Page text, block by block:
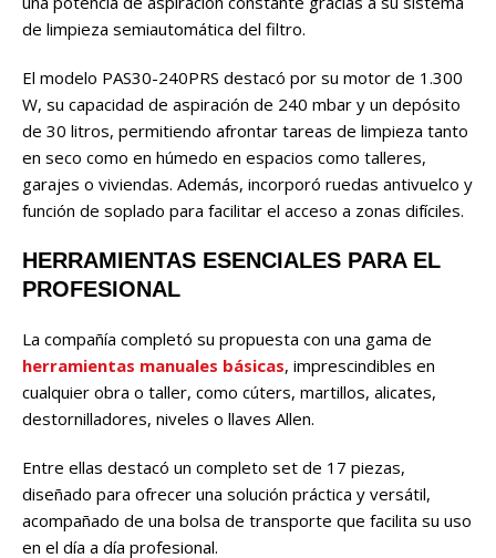
de limpieza semiautomática del filtro.
El modelo PAS30-240PRS destacó por su motor de 1.300
W, su capacidad de aspiración de 240 mbar y un depósito
de 30 litros, permitiendo afrontar tareas de limpieza tanto
en seco como en húmedo en espacios como talleres,
garajes o viviendas. Además, incorporó ruedas antivuelco y
función de soplado para facilitar el acceso a zonas difíciles.
HERRAMIENTAS ESENCIALES PARA EL
PROFESIONAL
La compañía completó su propuesta con una gama de
herramientas manuales básicas, imprescindibles en
cualquier obra o taller, como cúters, martillos, alicates,
destornilladores, niveles o llaves Allen.
Entre ellas destacó un completo set de 17 piezas,
diseñado para ofrecer una solución práctica y versátil,
acompañado de una bolsa de transporte que facilita su uso
en el día a día profesional.